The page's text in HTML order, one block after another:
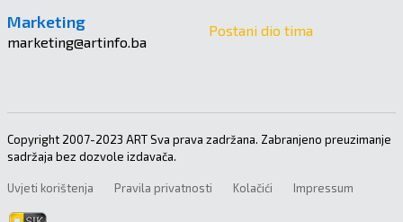
Marketing
marketing@artinfo.ba
Postani dio tima
Copyright 2007-2023 ART Sva prava zadržana. Zabranjeno preuzimanje
sadržaja bez dozvole izdavača.
Uvjeti korištenja Pravila privatnosti Kolačići Impressum